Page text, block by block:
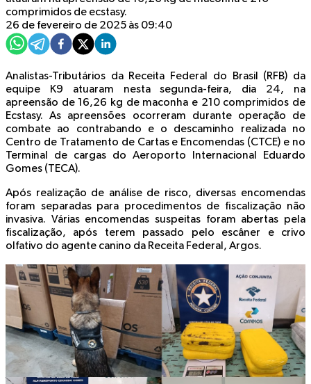
comprimidos de ecstasy.
26 de fevereiro de 2025 às 09:40
Analistas-Tributários da Receita Federal do Brasil (RFB) da
equipe K9 atuaram nesta segunda-feira, dia 24, na
apreensão de 16,26 kg de maconha e 210 comprimidos de
Ecstasy. As apreensões ocorreram durante operação de
combate ao contrabando e o descaminho realizada no
Centro de Tratamento de Cartas e Encomendas (CTCE) e no
Terminal de cargas do Aeroporto Internacional Eduardo
Gomes (TECA).
Após realização de análise de risco, diversas encomendas
foram separadas para procedimentos de fiscalização não
invasiva. Várias encomendas suspeitas foram abertas pela
fiscalização, após terem passado pelo escâner e crivo
olfativo do agente canino da Receita Federal, Argos.